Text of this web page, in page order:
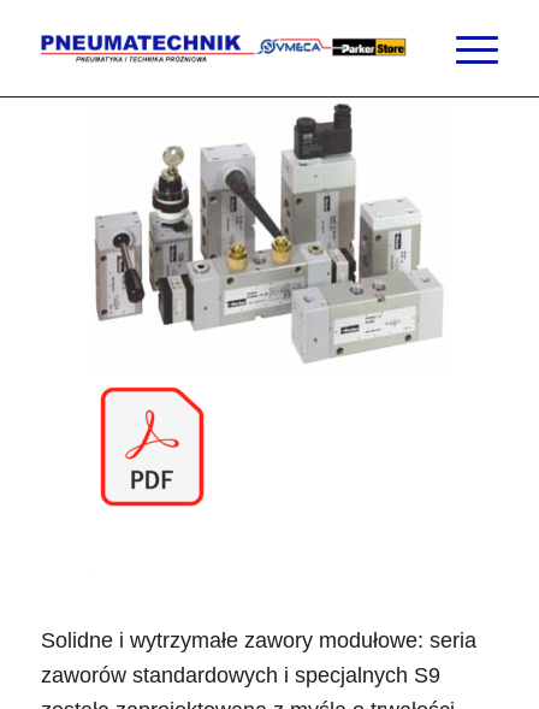
Solidne i wytrzymałe zawory modułowe: seria
zaworów standardowych i specjalnych S9